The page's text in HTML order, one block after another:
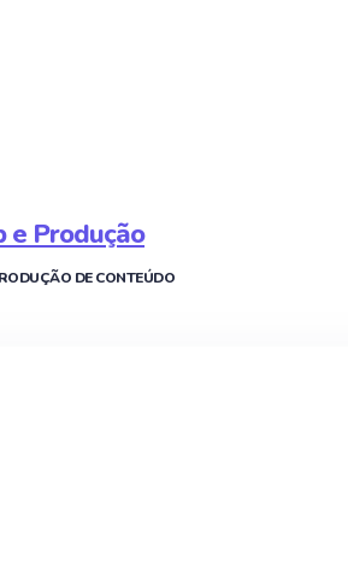
e Produção
DE CONTEÚDO